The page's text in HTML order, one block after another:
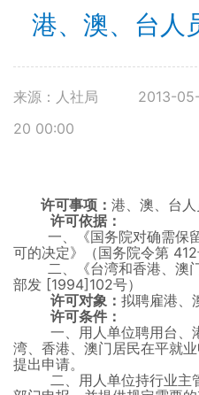
港、澳、台人
来源：人社局
2013-05-
20 00:00
许可事项： 港、澳、台
许可依据：
一、《国务院对确需保
可的决定》（国务院令第 412
二、《台湾和香港、澳
部发 [1994]102号）
许可对象： 拟聘雇港、
许可条件：
一、用人单位聘用台、
湾、香港、澳门居民在平就
提出申请。
二、用人单位持行业主